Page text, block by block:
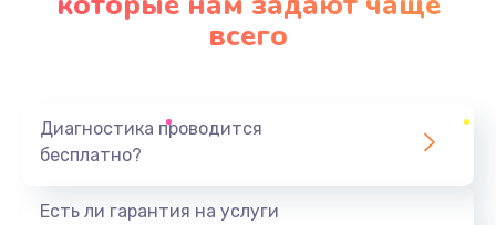
всего
Диагностика проводится
бесплатно?
Есть ли гарантия на услуги